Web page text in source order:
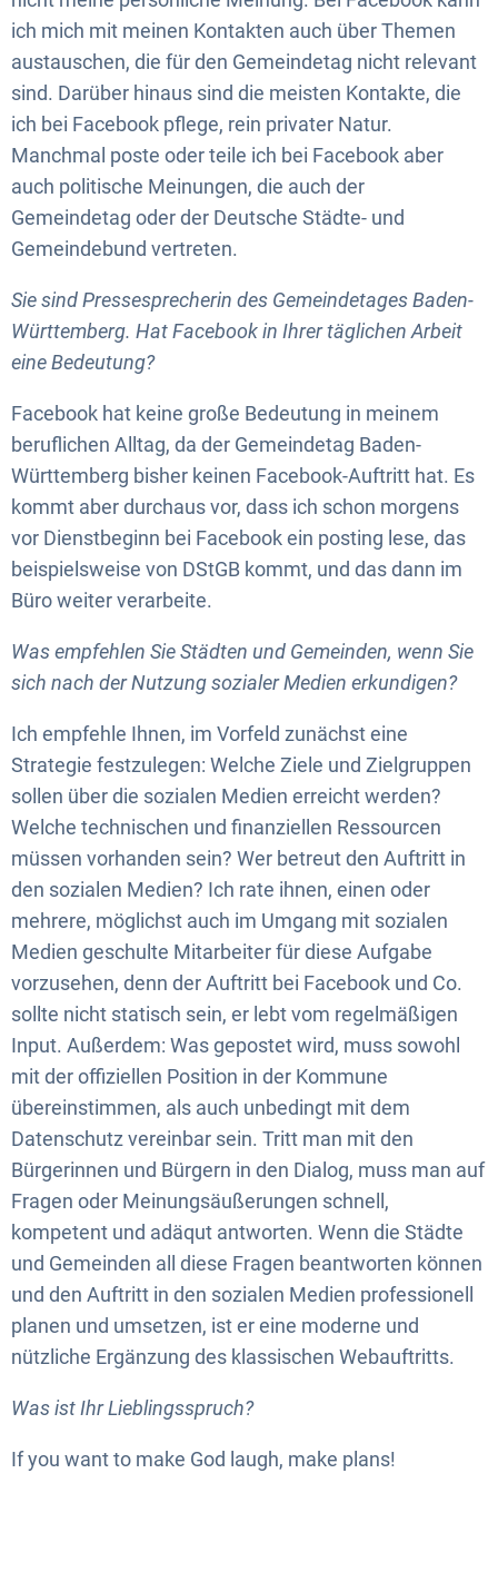
ich mich mit meinen Kontakten auch über Themen
austauschen, die für den Gemeindetag nicht relevant
sind. Darüber hinaus sind die meisten Kontakte, die
ich bei Facebook pflege, rein privater Natur.
Manchmal poste oder teile ich bei Facebook aber
auch politische Meinungen, die auch der
Gemeindetag oder der Deutsche Städte- und
Gemeindebund vertreten.
Sie sind Pressesprecherin des Gemeindetages Baden-
Württemberg. Hat Facebook in Ihrer täglichen Arbeit
eine Bedeutung?
Facebook hat keine große Bedeutung in meinem
beruflichen Alltag, da der Gemeindetag Baden-
Württemberg bisher keinen Facebook-Auftritt hat. Es
kommt aber durchaus vor, dass ich schon morgens
vor Dienstbeginn bei Facebook ein posting lese, das
beispielsweise von DStGB kommt, und das dann im
Büro weiter verarbeite.
Was empfehlen Sie Städten und Gemeinden, wenn Sie
sich nach der Nutzung sozialer Medien erkundigen?
Ich empfehle Ihnen, im Vorfeld zunächst eine
Strategie festzulegen: Welche Ziele und Zielgruppen
sollen über die sozialen Medien erreicht werden?
Welche technischen und finanziellen Ressourcen
müssen vorhanden sein? Wer betreut den Auftritt in
den sozialen Medien? Ich rate ihnen, einen oder
mehrere, möglichst auch im Umgang mit sozialen
Medien geschulte Mitarbeiter für diese Aufgabe
vorzusehen, denn der Auftritt bei Facebook und Co.
sollte nicht statisch sein, er lebt vom regelmäßigen
Input. Außerdem: Was gepostet wird, muss sowohl
mit der offiziellen Position in der Kommune
übereinstimmen, als auch unbedingt mit dem
Datenschutz vereinbar sein. Tritt man mit den
Bürgerinnen und Bürgern in den Dialog, muss man auf
Fragen oder Meinungsäußerungen schnell,
kompetent und adäqut antworten. Wenn die Städte
und Gemeinden all diese Fragen beantworten können
und den Auftritt in den sozialen Medien professionell
planen und umsetzen, ist er eine moderne und
nützliche Ergänzung des klassischen Webauftritts.
Was ist Ihr Lieblingsspruch?
If you want to make God laugh, make plans!